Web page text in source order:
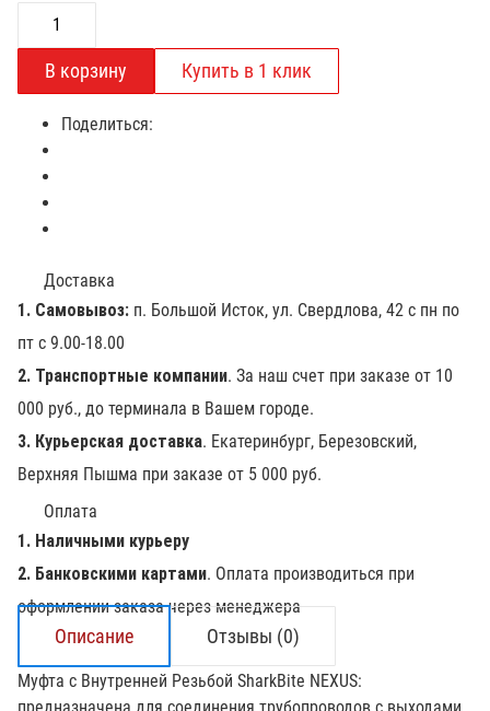
Поделиться:
Доставка
1. Самовывоз: п. Большой Исток, ул. Свердлова, 42 с пн по
пт с 9.00-18.00
2. Транспортные компании. За наш счет при заказе от 10
000 руб., до терминала в Вашем городе.
3. Курьерская доставка. Екатеринбург, Березовский,
Верхняя Пышма при заказе от 5 000 руб.
Оплата
1. Наличными курьеру
2. Банковскими картами. Оплата производиться при
оформлении заказа через менеджера
Описание Отзывы (0)
Муфта с Внутренней Резьбой SharkBite NEXUS: